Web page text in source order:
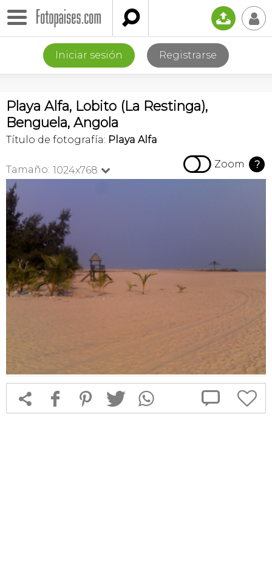
 📤 👤
Iniciar sesión Registrarse
Playa Alfa, Lobito (La Restinga),
Benguela, Angola
Título de fotografía: Playa Alfa
Tamaño: 1024x768   Zoom ?
 f 1 T  